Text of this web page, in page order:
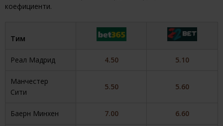
коефициенти.
Тим
Реал Мадрид 4.50 5.10
Манчестер
Сити
5.50 5.60
Баерн Минхен 7.00 6.60